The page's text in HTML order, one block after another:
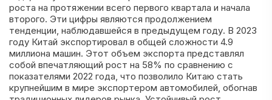
роста на протяжении всего первого квартала и начала
второго. Эти цифры являются продолжением
тенденции, наблюдавшейся в предыдущем году. В 2023
году Китай экспортировал в общей сложности 4.9
миллиона машин. Этот объем экспорта представлял
собой впечатляющий рост на 58% по сравнению с
показателями 2022 года, что позволило Китаю стать
крупнейшим в мире экспортером автомобилей, обогнав